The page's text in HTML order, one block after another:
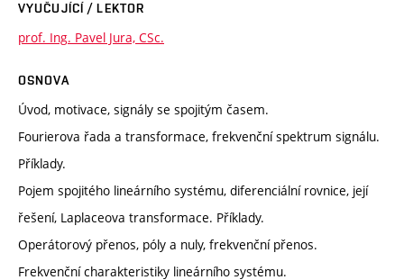
VYUČUJÍCÍ / LEKTOR
prof. Ing. Pavel Jura, CSc.
OSNOVA
Úvod, motivace, signály se spojitým časem.
Fourierova řada a transformace, frekvenční spektrum signálu.
Příklady.
Pojem spojitého lineárního systému, diferenciální rovnice, její
řešení, Laplaceova transformace. Příklady.
Operátorový přenos, póly a nuly, frekvenční přenos.
Frekvenční charakteristiky lineárního systému.